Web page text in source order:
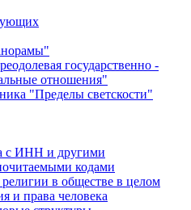
государственно -
отношения"
"Пределы светскости"
с ИНН и другими
кодами
в обществе в целом
и права человека